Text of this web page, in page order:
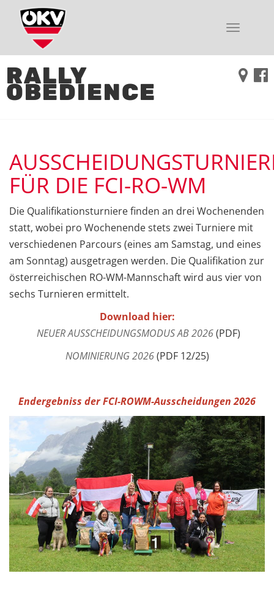
Toggle
RALLY
OBEDIENCE
FÜR DIE FCI-RO-WM
Die Qualifikationsturniere finden an drei Wochenenden
statt, wobei pro Wochenende stets zwei Turniere mit
verschiedenen Parcours (eines am Samstag, und eines
am Sonntag) ausgetragen werden. Die Qualifikation zur
österreichischen RO-WM-Mannschaft wird aus vier von
sechs Turnieren ermittelt.
Download hier:
NEUER AUSSCHEIDUNGSMODUS AB 2026 (PDF)
NOMINIERUNG 2026(PDF 12/25)
Endergebniss der FCI-ROWM-Ausscheidungen 2026